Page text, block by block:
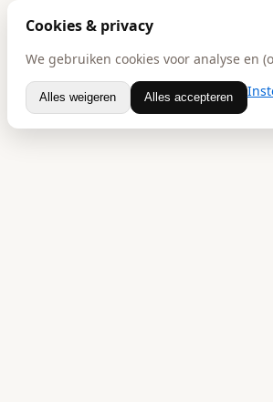
Cookies & privacy
We gebruiken cookies voor analyse en
Alles weigeren Alles accepteren